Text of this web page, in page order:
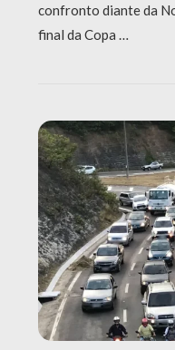
confronto diante da
final da Copa …